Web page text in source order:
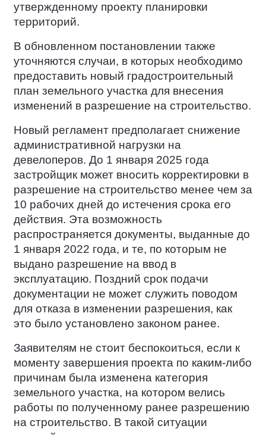
утвержденному проекту планировки
территорий.
В обновленном постановлении также
уточняются случаи, в которых необходимо
предоставить новый градостроительный
план земельного участка для внесения
изменений в разрешение на строительство.
Новый регламент предполагает снижение
административной нагрузки на
девелоперов. До 1 января 2025 года
застройщик может вносить корректировки в
разрешение на строительство менее чем за
10 рабочих дней до истечения срока его
действия. Эта возможность
распространяется документы, выданные до
1 января 2022 года, и те, по которым не
выдано разрешение на ввод в
эксплуатацию. Поздний срок подачи
документации не может служить поводом
для отказа в изменении разрешения, как
это было установлено законом ранее.
Заявителям не стоит беспокоиться, если к
моменту завершения проекта по каким-либо
причинам была изменена категория
земельного участка, на котором велись
работы по полученному ранее разрешению
на строительство. В такой ситуации